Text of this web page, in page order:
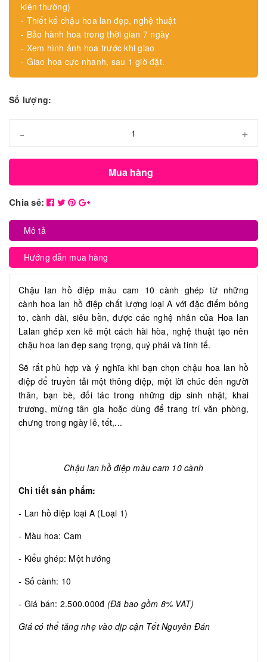
kiện thường)
- Thiết kế chậu hoa lan đẹp, nghệ thuật
- Bảo hành hoa trong thời gian 7 ngày
- Xem hình ảnh hoa trước khi giao
- Giao hoa cực nhanh, sau 1 giờ đặt.
Số lượng:
- +
Mua hàng
Chia sẻ:
Mô tả
Hướng dẫn mua hàng
Chậu lan hồ điệp màu cam 10 cành ghép từ những
cành hoa lan hồ điệp chất lượng loại A với đặc điểm bông
to, cành dài, siêu bền, được các nghệ nhân của Hoa lan
Lalan ghép xen kẽ một cách hài hòa, nghệ thuật tạo nên
chậu hoa lan đẹp sang trọng, quý phái và tinh tế.
Sẽ rất phù hợp và ý nghĩa khi bạn chọn chậu hoa lan hồ
điệp để truyền tải một thông điệp, một lời chúc đến người
thân, bạn bè, đối tác trong những dịp sinh nhật, khai
trương, mừng tân gia hoặc dùng để trang trí văn phòng,
chưng trong ngày lễ, tết,...
Chậu lan hồ điệp màu cam 10 cành
Chi tiết sản phẩm:
- Lan hồ điệp loại A (Loại 1)
- Màu hoa: Cam
- Kiểu ghép: Một hướng
- Số cành: 10
- Giá bán: 2.500.000đ (Đã bao gồm 8% VAT)
Giá có thể tăng nhẹ vào dịp cận Tết Nguyên Đán